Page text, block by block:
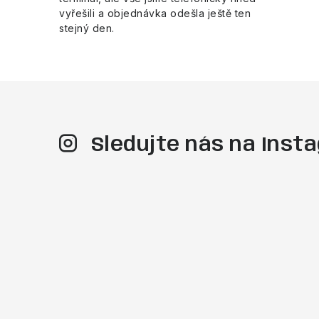
vyřešili a objednávka odešla ještě ten
stejný den.
Sledujte nás na